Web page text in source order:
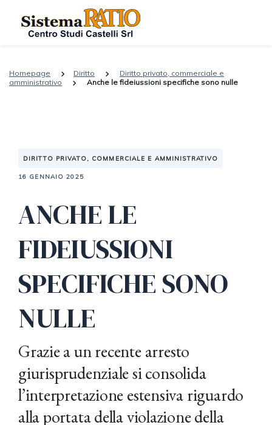
Homepage Diritto
Diritto privato, commerciale e
amministrativo
Anche le fideiussioni specifiche sono nulle
DIRITTO PRIVATO, COMMERCIALE E AMMINISTRATIVO
16 GENNAIO 2025
ANCHE LE
FIDEIUSSIONI
SPECIFICHE SONO
NULLE
Grazie a un recente arresto
giurisprudenziale si consolida
l’interpretazione estensiva riguardo
alla portata della violazione della